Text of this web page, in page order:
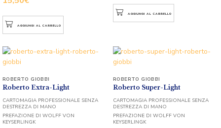
AGGIUNGI AL CARRELLO
AGGIUNGI AL CARRELLO
Roberto Extra-Light
ROBERTO GIOBBI
CARTOMAGIA PROFESSIONALE SENZA
DESTREZZA DI MANO
PREFAZIONE DI WOLFF VON
KEYSERLINGK
Roberto Super-Light
ROBERTO GIOBBI
CARTOMAGIA PROFESSIONALE SENZA
DESTREZZA DI MANO
PREFAZIONE DI WOLFF VON
KEYSERLINGK